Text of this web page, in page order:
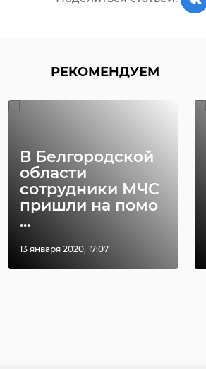
РЕКОМЕНДУЕМ
В Белгородской
области
сотрудники МЧС
пришли на помо
...
13 января 2020, 17:07